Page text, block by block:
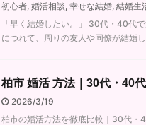
初心者, 婚活相談, 幸せな結婚, 結婚生
「早く結婚したい。」 30代・40代
につれて、周りの友人や同僚が結婚
柏市 婚活 方法｜30代・40
2026/3/19
柏市の婚活方法を徹底比較｜30代・